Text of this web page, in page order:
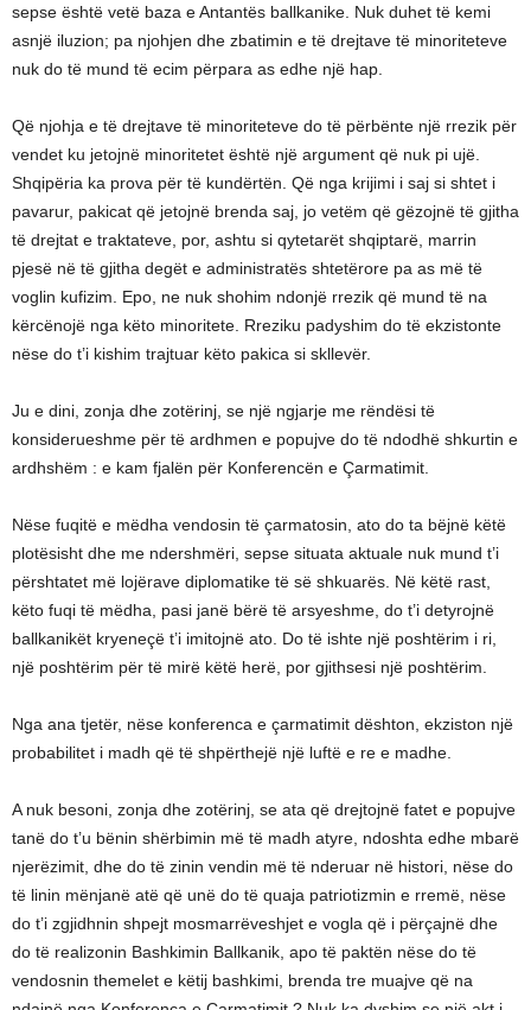
sepse është vetë baza e Antantës ballkanike. Nuk duhet të kemi
asnjë iluzion; pa njohjen dhe zbatimin e të drejtave të minoriteteve
nuk do të mund të ecim përpara as edhe një hap.
Që njohja e të drejtave të minoriteteve do të përbënte një rrezik për
vendet ku jetojnë minoritetet është një argument që nuk pi ujë.
Shqipëria ka prova për të kundërtën. Që nga krijimi i saj si shtet i
pavarur, pakicat që jetojnë brenda saj, jo vetëm që gëzojnë të gjitha
të drejtat e traktateve, por, ashtu si qytetarët shqiptarë, marrin
pjesë në të gjitha degët e administratës shtetërore pa as më të
voglin kufizim. Epo, ne nuk shohim ndonjë rrezik që mund të na
kërcënojë nga këto minoritete. Rreziku padyshim do të ekzistonte
nëse do t’i kishim trajtuar këto pakica si skllevër.
Ju e dini, zonja dhe zotërinj, se një ngjarje me rëndësi të
konsiderueshme për të ardhmen e popujve do të ndodhë shkurtin e
ardhshëm : e kam fjalën për Konferencën e Çarmatimit.
Nëse fuqitë e mëdha vendosin të çarmatosin, ato do ta bëjnë këtë
plotësisht dhe me ndershmëri, sepse situata aktuale nuk mund t’i
përshtatet më lojërave diplomatike të së shkuarës. Në këtë rast,
këto fuqi të mëdha, pasi janë bërë të arsyeshme, do t’i detyrojnë
ballkanikët kryeneçë t’i imitojnë ato. Do të ishte një poshtërim i ri,
një poshtërim për të mirë këtë herë, por gjithsesi një poshtërim.
Nga ana tjetër, nëse konferenca e çarmatimit dështon, ekziston një
probabilitet i madh që të shpërthejë një luftë e re e madhe.
A nuk besoni, zonja dhe zotërinj, se ata që drejtojnë fatet e popujve
tanë do t’u bënin shërbimin më të madh atyre, ndoshta edhe mbarë
njerëzimit, dhe do të zinin vendin më të nderuar në histori, nëse do
të linin mënjanë atë që unë do të quaja patriotizmin e rremë, nëse
do t’i zgjidhnin shpejt mosmarrëveshjet e vogla që i përçajnë dhe
do të realizonin Bashkimin Ballkanik, apo të paktën nëse do të
vendosnin themelet e këtij bashkimi, brenda tre muajve që na